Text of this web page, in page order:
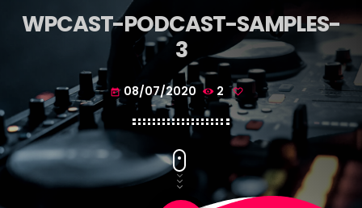
WPCAST-PODCAST-SAMPLES-
3
today 08/07/2020 2